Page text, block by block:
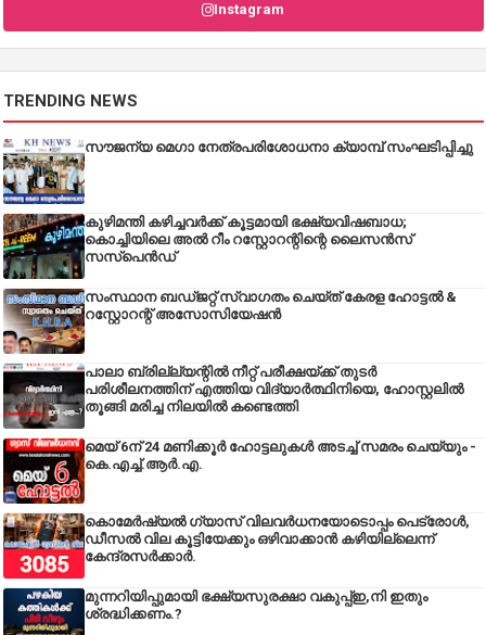
Instagram
TRENDING NEWS
സൗജന്യ മെഗാ നേത്രപരിശോധനാ ക്യാമ്പ് സംഘടിപ്പിച്ചു
കുഴിമന്തി കഴിച്ചവർക്ക് കൂട്ടമായി ഭക്ഷ്യവിഷബാധ;
കൊച്ചിയിലെ അൽ റീം റസ്റ്റോറന്റിന്റെ ലൈസൻസ്
സസ്പെൻഡ്
സംസ്ഥാന ബഡ്‌ജറ്റ് സ്വാഗതം ചെയ്ത് കേരള ഹോട്ടൽ &
റസ്റ്റോറന്റ് അസോസിയേഷൻ
പാലാ ബ്രില്ല്യന്റിൽ നീറ്റ് പരീക്ഷയ്ക്ക് തുടർ
പരിശീലനത്തിന് എത്തിയ വിദ്യാർത്ഥിനിയെ, ഹോസ്റ്റലിൽ
തൂങ്ങി മരിച്ച നിലയിൽ കണ്ടെത്തി
മെയ് 6ന് 24 മണിക്കൂർ ഹോട്ടലുകൾ അടച്ച് സമരം ചെയ്യും -
കെ.എച്ച്.ആർ.എ.
കൊമേർഷ്യൽ ഗ്യാസ് വിലവർധനയോടൊപ്പം പെട്രോൾ,
ഡീസല്‍ വില കൂട്ടിയേക്കും ഒഴിവാക്കാന്‍ കഴിയില്ലെന്ന്
കേന്ദ്രസര്‍ക്കാര്‍.
മുന്നറിയിപ്പുമായി ഭക്ഷ്യസുരക്ഷാ വകുപ്പ്ഇ,നി ഇതും
ശ്രദ്ധിക്കണം.?